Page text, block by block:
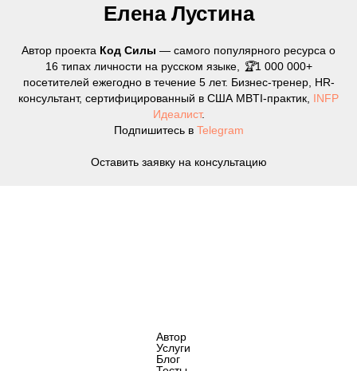
Елена Лустина
Автор проекта Код Силы — самого популярного ресурса о
16 типах личности на русском языке,
🏆1 000 000+
посетителей ежегодно в течение 5 лет. Бизнес-тренер, HR-
консультант, сертифицированный в США MBTI-практик, INFP
Идеалист.
Подпишитесь в Telegram
Оставить заявку на консультацию
Автор
Услуги
Блог